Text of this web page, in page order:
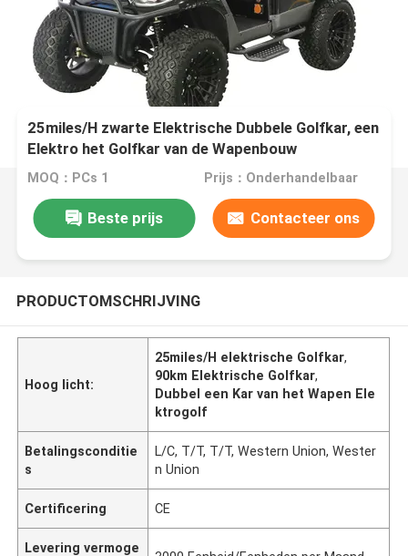
25miles/H zwarte Elektrische Dubbele Golfkar, een
Elektro het Golfkar van de Wapenbouw
MOQ：PCs 1 Prijs：Onderhandelbaar
Beste prijs Contacteer ons
PRODUCTOMSCHRIJVING
Hoog licht:
25miles/H elektrische Golfkar,
90km Elektrische Golfkar,
Dubbel een Kar van het Wapen Ele
ktrogolf
Betalingsconditie
s
L/C, T/T, T/T, Western Union, Wester
n Union
Certificering CE
Levering vermoge